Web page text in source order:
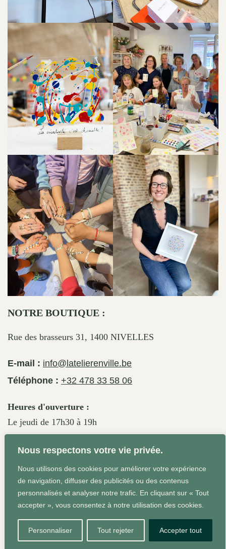
Nous respectons votre vie privée.
Nous utilisons des cookies pour améliorer votre expérience
de navigation, diffuser des publicités ou des contenus
personnalisés et analyser notre trafic. En cliquant sur « Tout
accepter », vous consentez à notre utilisation des cookies.
Personnaliser Tout rejeter Accepter tout
NOTRE BOUTIQUE :
Rue des brasseurs 31, 1400 NIVELLES
E-mail : info@latelierenville.be
Téléphone : +32 478 33 58 06
Heures d'ouverture :
Le jeudi de 17h30 à 19h
Le vendredi de 17h30 à 19h30
Le samedi de 11h30 à 19h
Conditions Générales
Site web réalisé par Agrum'ent -
Squeeze your brand!